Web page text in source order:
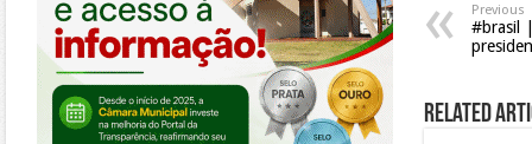
Previous
#brasil
Related